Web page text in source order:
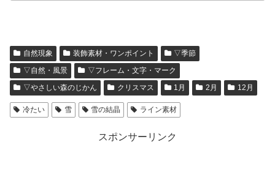
自然現象 装飾素材・ワンポイント
▽季節
▽自然・風景
▽フレーム・文字・マーク
▽やさしい森のじかん
クリスマス 1月 2月 12月
冷たい 雪 雪の結晶 ライン素材
スポンサーリンク